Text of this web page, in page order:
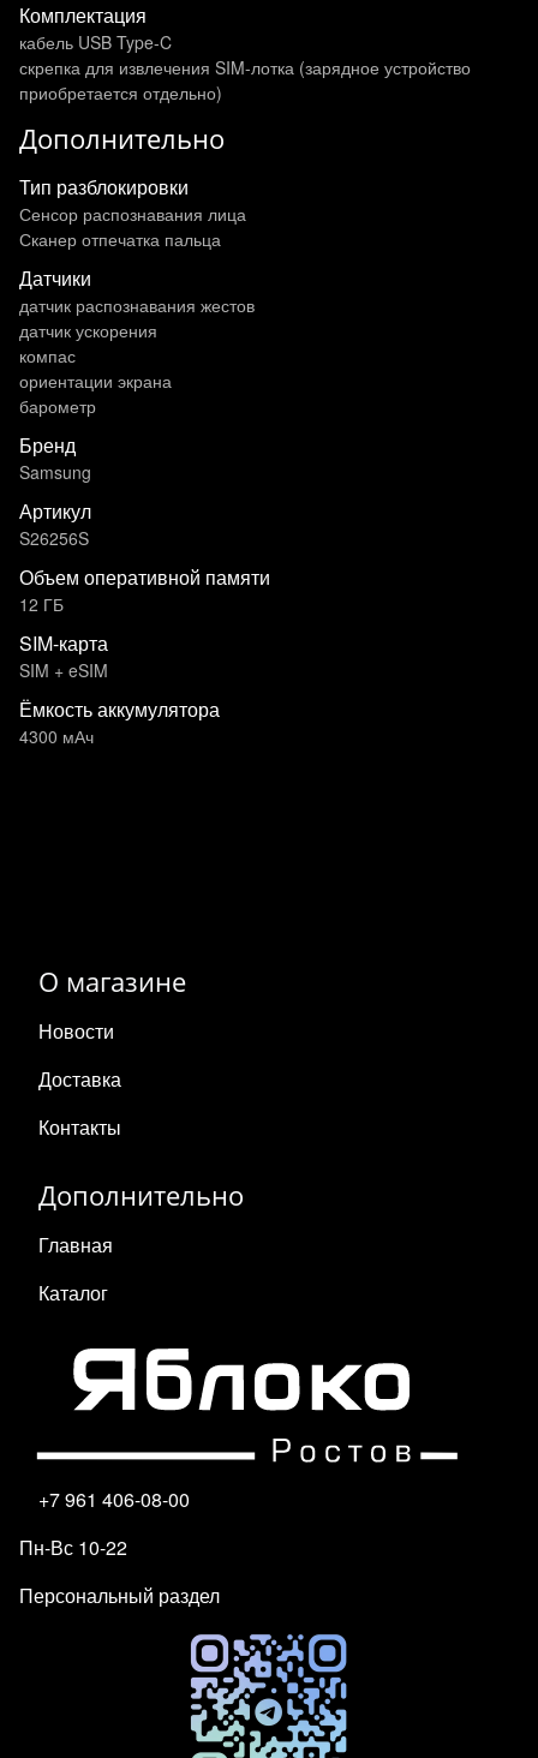
Комплектация
кабель USB Type-C
скрепка для извлечения SIM-лотка (зарядное устройство
приобретается отдельно)
Дополнительно
Тип разблокировки
Сенсор распознавания лица
Сканер отпечатка пальца
Датчики
датчик распознавания жестов
датчик ускорения
компас
ориентации экрана
барометр
Бренд
Samsung
Артикул
S26256S
Объем оперативной памяти
12 ГБ
SIM-карта
SIM + eSIM
Ёмкость аккумулятора
4300 мАч
О магазине
Новости
Доставка
Контакты
Дополнительно
Главная
Каталог
+7 961 406-08-00
Пн-Вс 10-22
Персональный раздел